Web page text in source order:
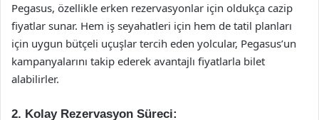
Pegasus, özellikle erken rezervasyonlar için oldukça cazip
fiyatlar sunar. Hem iş seyahatleri için hem de tatil planları
için uygun bütçeli uçuşlar tercih eden yolcular, Pegasus’un
kampanyalarını takip ederek avantajlı fiyatlarla bilet
alabilirler.
2. Kolay Rezervasyon Süreci: